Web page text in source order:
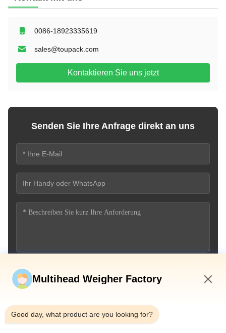
0086-18923335619
sales@toupack.com
Kontaktieren Sie uns jetzt
Senden Sie Ihre Anfrage direkt an uns
Multihead Weigher Factory
Good day, what product are you looking for?